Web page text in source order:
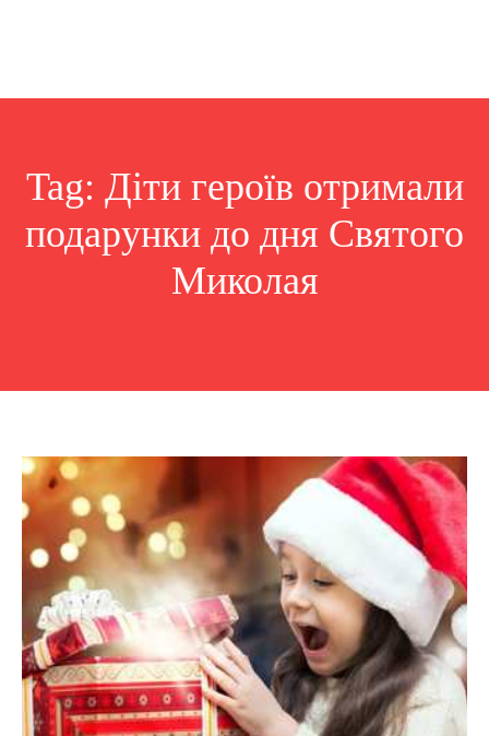
Tag: Діти героїв отримали
подарунки до дня Святого
Миколая